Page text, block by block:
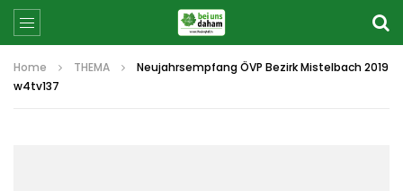
Home THEMA
Neujahrsempfang ÖVP Bezirk Mistelbach 2019
w4tv137